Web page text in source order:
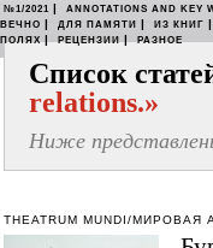
№1/2021 | ANNOTATIONS AND KEY
ВЕЧНО | ДЛЯ ПАМЯТИ | ИЗ КНИГ |
ПОЛЯХ | РЕЦЕНЗИИ | РАЗНОЕ
Список
relations.»
Ниже
THEATRUM MUNDI/МИРОВАЯ